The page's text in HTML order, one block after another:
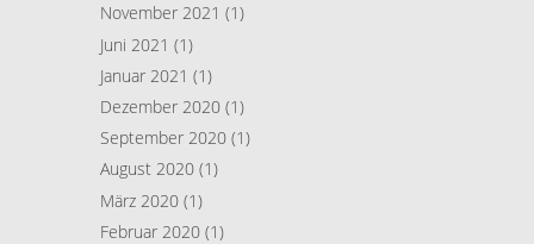
November 2021 (1)
Juni 2021 (1)
Januar 2021 (1)
Dezember 2020 (1)
September 2020 (1)
August 2020 (1)
März 2020 (1)
Februar 2020 (1)